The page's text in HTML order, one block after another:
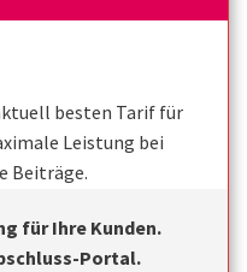
besten Tarif für
Leistung bei
Beiträge.
für Ihre Kunden.
Portal.